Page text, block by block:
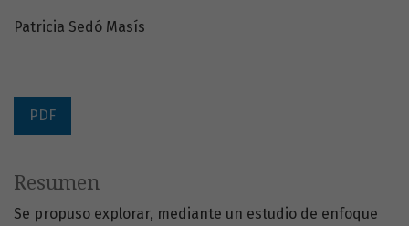
Patricia Sedó Masís
PDF
Resumen
Se propuso explorar, mediante un estudio de enfoque